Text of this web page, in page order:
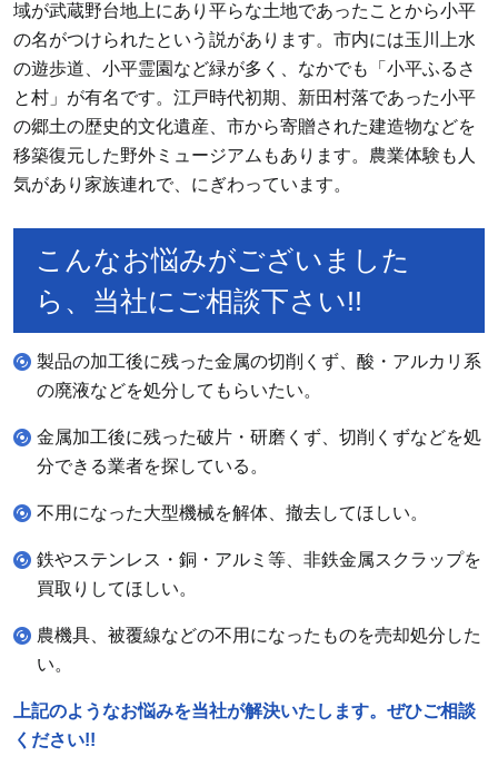
域が武蔵野台地上にあり平らな土地であったことから小平
の名がつけられたという説があります。市内には玉川上水
の遊歩道、小平霊園など緑が多く、なかでも「小平ふるさ
と村」が有名です。江戸時代初期、新田村落であった小平
の郷土の歴史的文化遺産、市から寄贈された建造物などを
移築復元した野外ミュージアムもあります。農業体験も人
気があり家族連れで、にぎわっています。
こんなお悩みがございました
ら、当社にご相談下さい!!
製品の加工後に残った金属の切削くず、酸・アルカリ系
の廃液などを処分してもらいたい。
金属加工後に残った破片・研磨くず、切削くずなどを処
分できる業者を探している。
不用になった大型機械を解体、撤去してほしい。
鉄やステンレス・銅・アルミ等、非鉄金属スクラップを
買取りしてほしい。
農機具、被覆線などの不用になったものを売却処分した
い。
上記のようなお悩みを当社が解決いたします。ぜひご相談
ください!!